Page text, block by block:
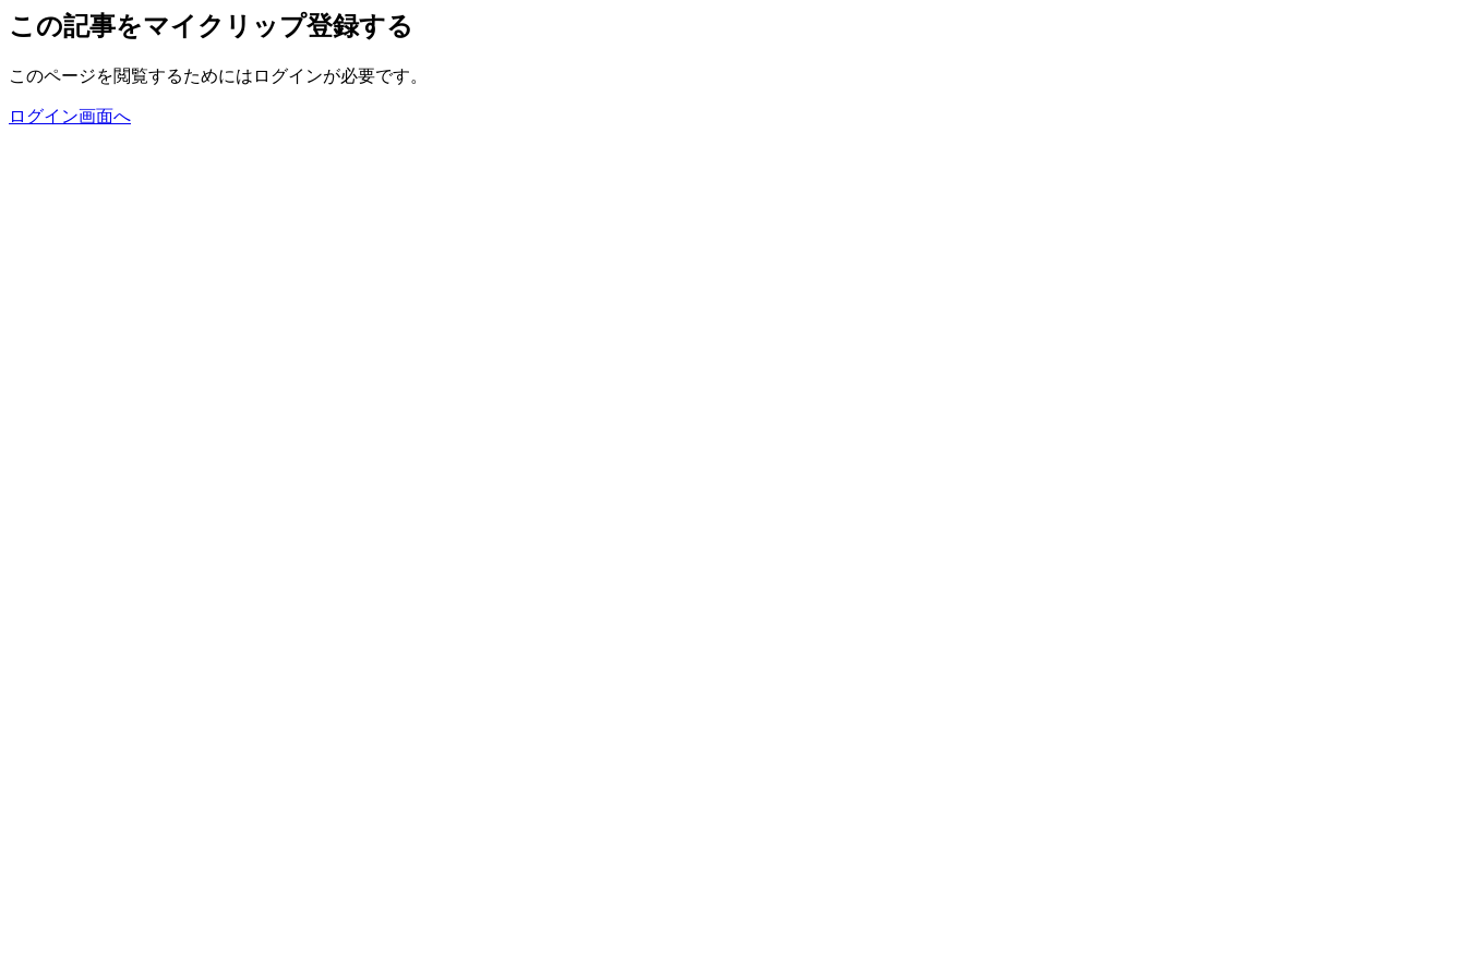
この記事をマイクリップ登録する
このページを閲覧するためにはログインが必要です。
ログイン画面へ